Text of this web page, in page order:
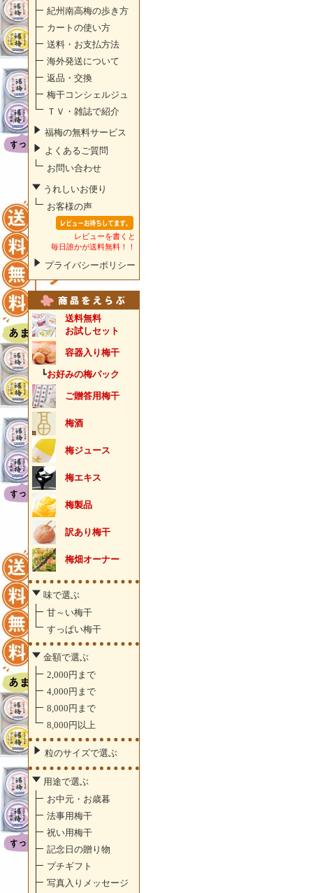
紀州南高梅の歩き方
カートの使い方
送料・お支払方法
海外発送について
返品・交換
梅干コンシェルジュ
ＴＶ・雑誌で紹介
福梅の無料サービス
よくあるご質問
お問い合わせ
うれしいお便り
お客様の声
レビューを書くと
毎日誰かが送料無料！！
プライバシーポリシー
送料無料
お試しセット
容器入り梅干
┗お好みの梅パック
ご贈答用梅干
梅酒
梅ジュース
梅エキス
梅製品
訳あり梅干
梅畑オーナー
味で選ぶ
甘～い梅干
すっぱい梅干
金額で選ぶ
2,000円まで
4,000円まで
8,000円まで
8,000円以上
粒のサイズで選ぶ
用途で選ぶ
お中元・お歳暮
法事用梅干
祝い用梅干
記念日の贈り物
プチギフト
写真入りメッセージ